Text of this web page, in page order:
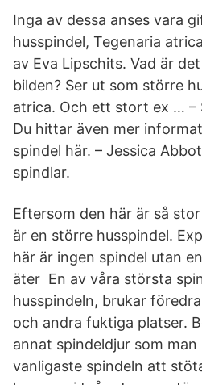
Inga av dessa anses vara
husspindel, Tegenaria
av Eva Lipschits. Vad är
bilden? Ser ut som större
atrica. Och ett stort ex … –
Du hittar även mer
spindel här. – Jessica
spindlar.
Eftersom den här är så
är en större husspindel.
här är ingen spindel utan
äter En av våra största
husspindeln, brukar
och andra fuktiga platser.
annat spindeldjur som
vanligaste spindeln att